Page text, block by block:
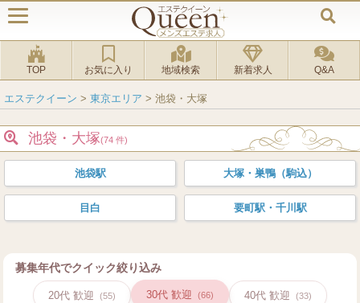
TOP お気に入り 地域検索 新着求人 Q&A
エステクイーン > 東京エリア > 池袋・大塚
池袋・大塚(74 件)
池袋駅 大塚・巣鴨（駒込）
目白 要町駅・千川駅
募集年代でクイック絞り込み
20代 歓迎 (55) 30代 歓迎 (66) 40代 歓迎 (33)